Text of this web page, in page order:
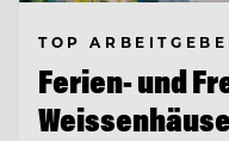
TOP
Ferien- und